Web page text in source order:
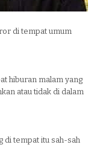
di tempat umum
hiburan malam yang
atau tidak di dalam
di tempat itu sah-sah